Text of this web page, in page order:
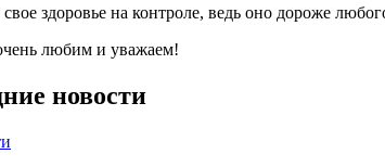
здоровье на контроле, ведь оно дороже
любим и уважаем!
новости